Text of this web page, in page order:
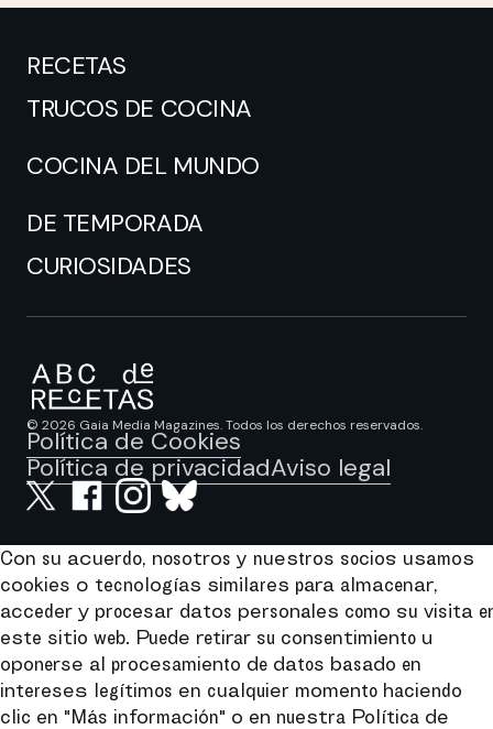
RECETAS
TRUCOS DE COCINA
COCINA DEL MUNDO
DE TEMPORADA
CURIOSIDADES
© 2026 Gaia Media Magazines. Todos los derechos reservados.
Política de Cookies
Política de privacidadAviso legal
Con su acuerdo, nosotros y nuestros socios usamos
cookies o tecnologías similares para almacenar,
acceder y procesar datos personales como su visita
este sitio web. Puede retirar su consentimiento u
oponerse al procesamiento de datos basado en
intereses legítimos en cualquier momento haciendo
clic en "Más información" o en nuestra Política de